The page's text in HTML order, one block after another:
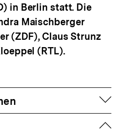
in Berlin statt. Die
Maischberger
(ZDF), Claus Strunz
(RTL).